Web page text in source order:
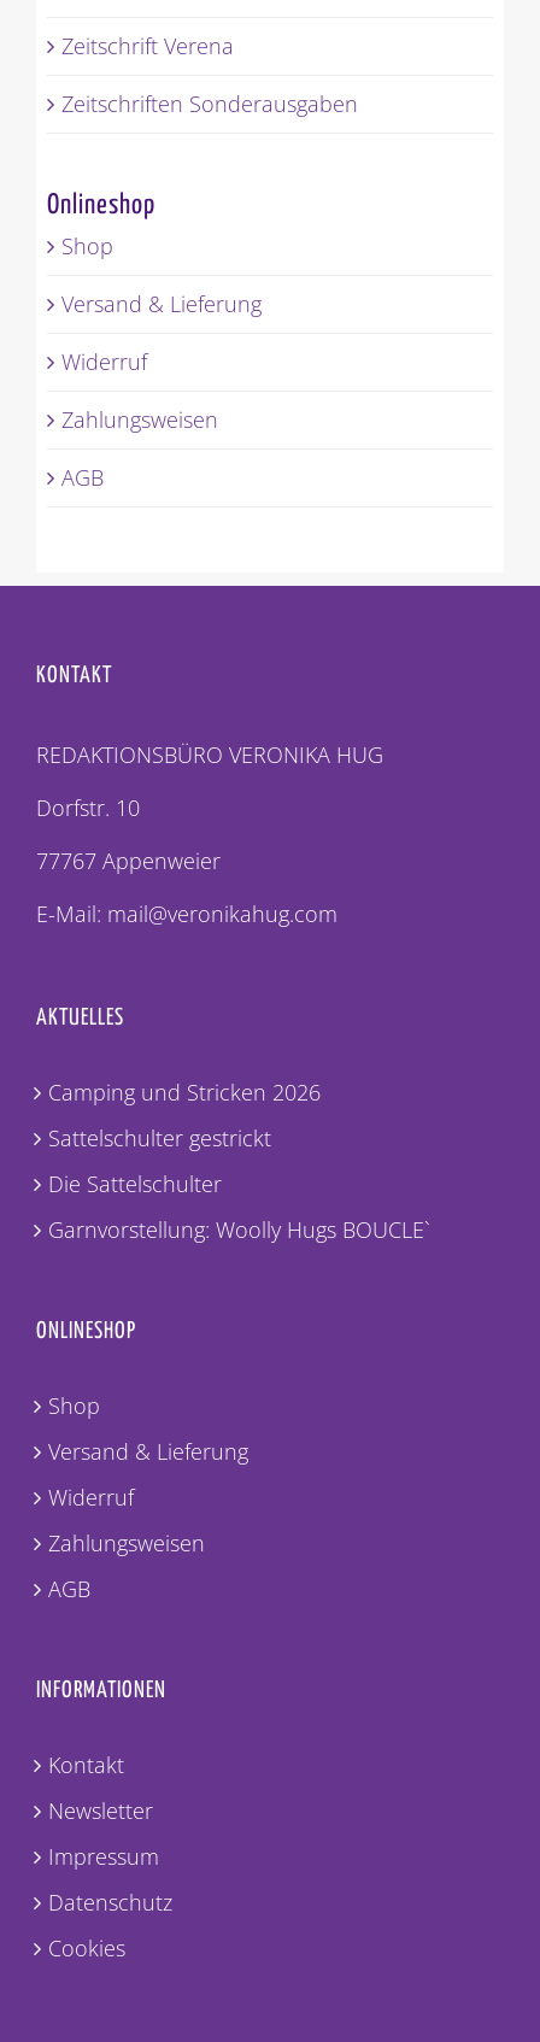
Zeitschrift Verena
Zeitschriften Sonderausgaben
Onlineshop
Shop
Versand & Lieferung
Widerruf
Zahlungsweisen
AGB
KONTAKT
REDAKTIONSBÜRO VERONIKA HUG
Dorfstr. 10
77767 Appenweier
E-Mail: mail@veronikahug.com
AKTUELLES
Camping und Stricken 2026
Sattelschulter gestrickt
Die Sattelschulter
Garnvorstellung: Woolly Hugs BOUCLE`
ONLINESHOP
Shop
Versand & Lieferung
Widerruf
Zahlungsweisen
AGB
INFORMATIONEN
Kontakt
Newsletter
Impressum
Datenschutz
Cookies